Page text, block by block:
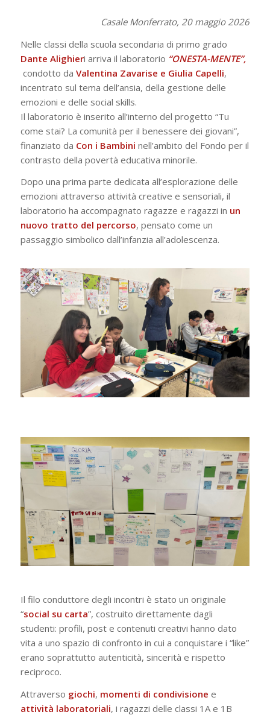
Casale Monferrato, 20 maggio 2026
Nelle classi della scuola secondaria di primo grado
Dante Alighieri arriva il laboratorio “ONESTA-MENTE”,
condotto da Valentina Zavarise e Giulia Capelli,
incentrato sul tema dell’ansia, della gestione delle
emozioni e delle social skills.
Il laboratorio è inserito all’interno del progetto “Tu
come stai? La comunità per il benessere dei giovani”,
finanziato da Con i Bambini nell’ambito del Fondo per il
contrasto della povertà educativa minorile.
Dopo una prima parte dedicata all’esplorazione delle
emozioni attraverso attività creative e sensoriali, il
laboratorio ha accompagnato ragazze e ragazzi in un
nuovo tratto del percorso, pensato come un
passaggio simbolico dall’infanzia all’adolescenza.
Il filo conduttore degli incontri è stato un originale
“social su carta”, costruito direttamente dagli
studenti: profili, post e contenuti creativi hanno dato
vita a uno spazio di confronto in cui a conquistare i “like”
erano soprattutto autenticità, sincerità e rispetto
reciproco.
Attraverso giochi, momenti di condivisione e
attività laboratoriali, i ragazzi delle classi 1A e 1B